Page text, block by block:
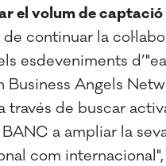
el volum de
continuar la
esdeveniments
Business Angels
través de buscar
a ampliar la
com